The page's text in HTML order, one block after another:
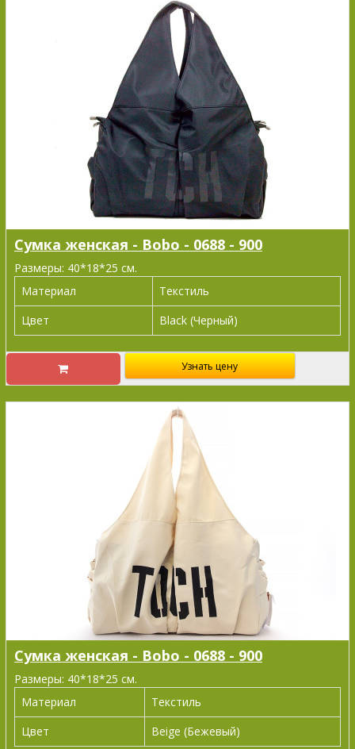
Сумка женская - Bobo - 0688 - 900
Размеры: 40*18*25 см.
Материал
Текстиль
Цвет
Black (Черный)
Узнать цену
Сумка женская - Bobo - 0688 - 900
Размеры: 40*18*25 см.
Материал
Текстиль
Цвет
Beige (Бежевый)